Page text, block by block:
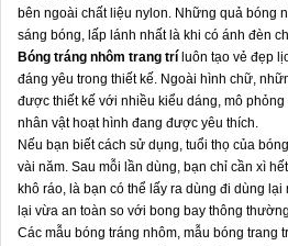
bên ngoài chất liệu nylon. Những quả bóng
sáng bóng, lấp lánh nhất là khi có ánh đèn
Bóng tráng nhôm trang trí luôn tạo vẻ đẹp
đáng yêu trong thiết kế. Ngoài hình chữ,
được thiết kế với nhiều kiểu dáng, mô
nhân vật hoạt hình đang được yêu thích.
Nếu bạn biết cách sử dụng, tuổi thọ của
vài năm. Sau mỗi lần dùng, bạn chỉ cần xì
khô ráo, là bạn có thể lấy ra dùng đi dùng
lại vừa an toàn so với bong bay thông
Các mẫu bóng tráng nhôm, mẫu bóng trang